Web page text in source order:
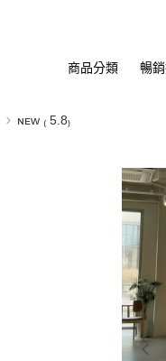
商品分類 暢
ɴᴇᴡ ₍ 5.8₎